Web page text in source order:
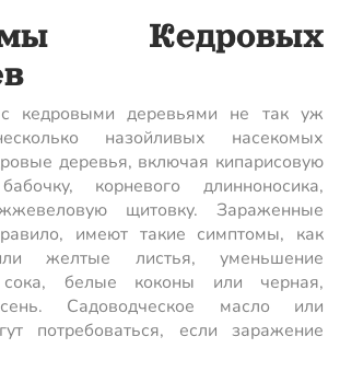
Кедровых
кедровыми деревьями не так уж
назойливых насекомых
деревья, включая кипарисовую
корневого длинноносика,
щитовку. Зараженные
имеют такие симптомы, как
желтые листья, уменьшение
сока, белые коконы или черная,
Садоводческое масло или
потребоваться, если заражение